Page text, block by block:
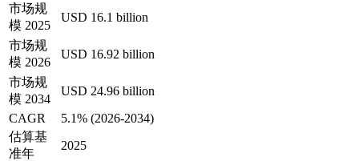
市场规
模 2025
USD 16.1 billion
市场规
模 2026
USD 16.92 billion
市场规
模 2034
USD 24.96 billion
CAGR
5.1% (2026-2034)
估算基
准年
2025